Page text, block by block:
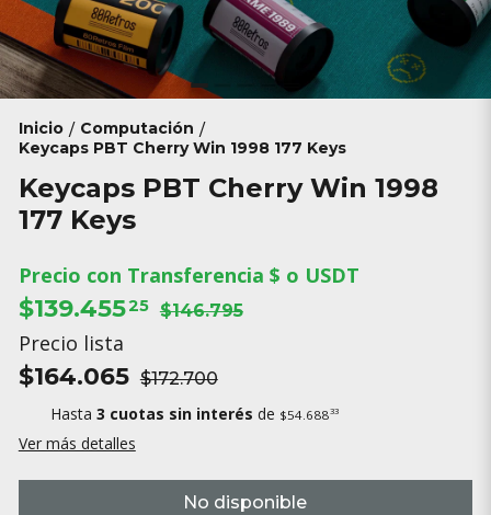
Inicio / Computación /
Keycaps PBT Cherry Win 1998 177 Keys
Keycaps PBT Cherry Win 1998
177 Keys
Precio con Transferencia $ o USDT
$139.45525 $146.795
Precio lista
$164.065 $172.700
Hasta 3 cuotas sin interés de $54.68833
Ver más detalles
No disponible